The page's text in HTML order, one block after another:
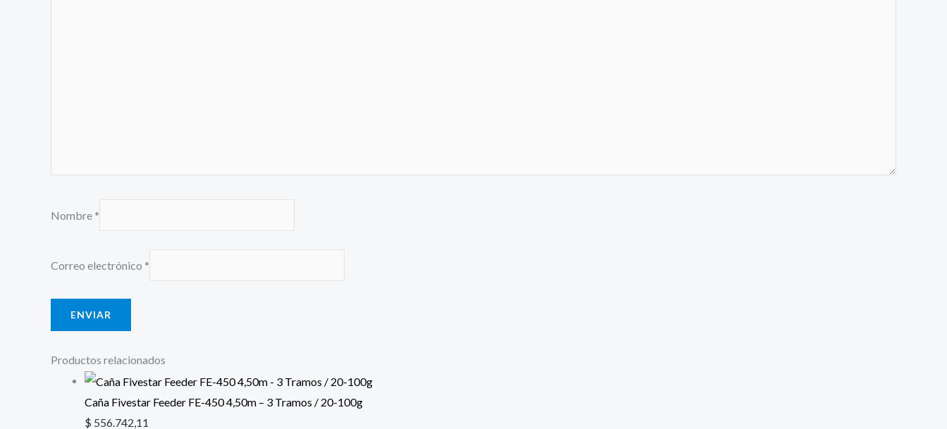
Nombre *
Correo electrónico *
Productos relacionados
Caña Fivestar Feeder FE-450 4,50m – 3 Tramos / 20-100g
$ 556.742,11